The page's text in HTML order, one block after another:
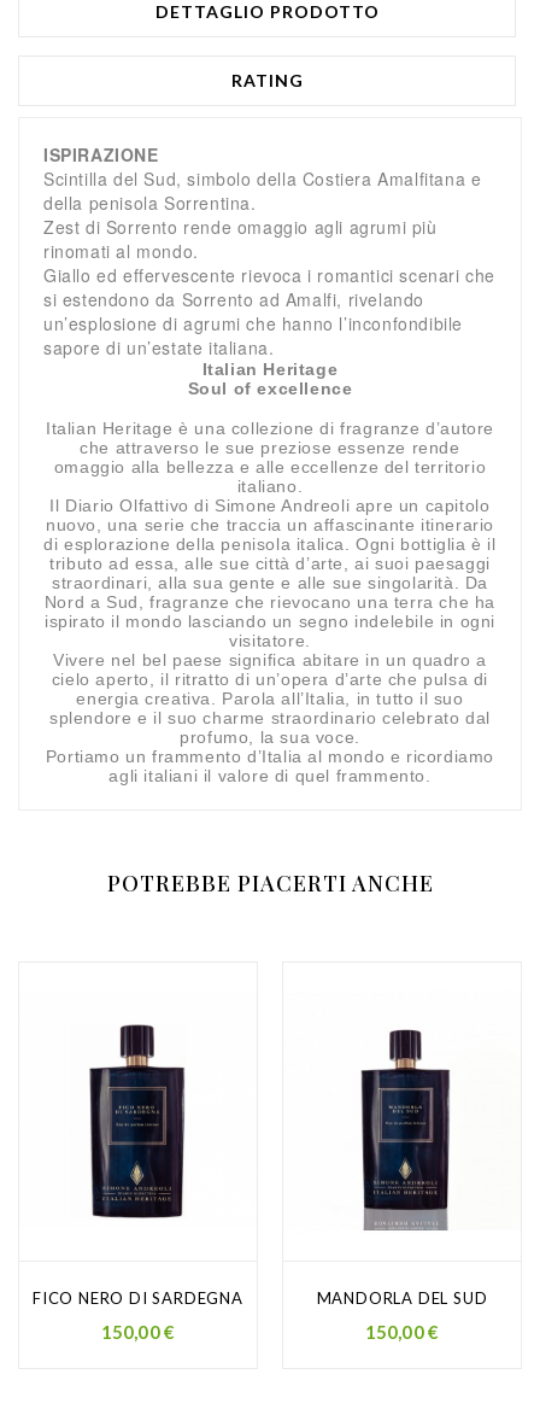
DETTAGLIO PRODOTTO
RATING
ISPIRAZIONE
Scintilla del Sud, simbolo della Costiera Amalfitana e
della penisola Sorrentina.
Zest di Sorrento rende omaggio agli agrumi più
rinomati al mondo.
Giallo ed effervescente rievoca i romantici scenari che
si estendono da Sorrento ad Amalfi, rivelando
un’esplosione di agrumi che hanno l’inconfondibile
sapore di un’estate italiana.
Italian Heritage
Soul of excellence
Italian Heritage è una collezione di fragranze d’autore
che attraverso le sue preziose essenze rende
omaggio alla bellezza e alle eccellenze del territorio
italiano.
Il Diario Olfattivo di Simone Andreoli apre un capitolo
nuovo, una serie che traccia un affascinante itinerario
di esplorazione della penisola italica. Ogni bottiglia è il
tributo ad essa, alle sue città d’arte, ai suoi paesaggi
straordinari, alla sua gente e alle sue singolarità. Da
Nord a Sud, fragranze che rievocano una terra che ha
ispirato il mondo lasciando un segno indelebile in ogni
visitatore.
Vivere nel bel paese significa abitare in un quadro a
cielo aperto, il ritratto di un’opera d’arte che pulsa di
energia creativa. Parola all’Italia, in tutto il suo
splendore e il suo charme straordinario celebrato dal
profumo, la sua voce.
Portiamo un frammento d’Italia al mondo e ricordiamo
agli italiani il valore di quel frammento.
POTREBBE PIACERTI ANCHE
FICO NERO DI SARDEGNA
Prezzo
150,00 €
MANDORLA DEL SUD
Prezzo
150,00 €